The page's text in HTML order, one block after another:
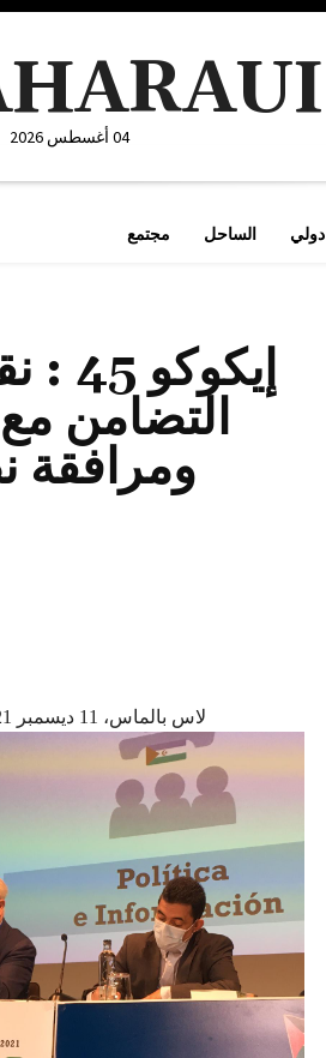
04 أغسطس 2026
دولي الساحل مجتمع
التضامن
لاس بالماس، 11 ديسمبر 2021 (ECSAHARAUI)